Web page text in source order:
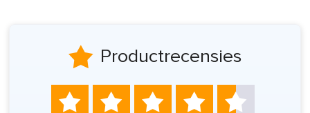
 Productrecensies
    